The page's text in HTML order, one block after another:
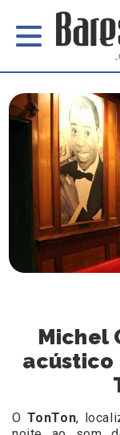
Michel
acústico
O TonTon,